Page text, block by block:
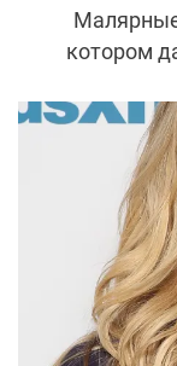
котором
вид, а